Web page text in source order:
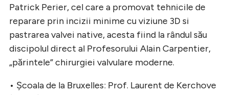
Patrick Perier, cel care a promovat tehnicile de
reparare prin incizii minime cu viziune 3D si
pastrarea valvei native, acesta fiind la rândul său
discipolul direct al Profesorului Alain Carpentier,
„părintele” chirurgiei valvulare moderne.
• Școala de la Bruxelles: Prof. Laurent de Kerchove